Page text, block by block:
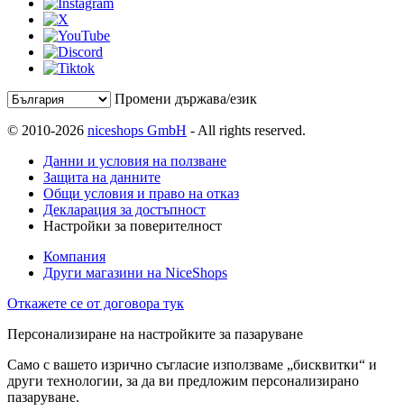
Промени държава/език
© 2010-2026 niceshops GmbH - All rights reserved.
Данни и условия на ползване
Защита на данните
Общи условия и право на отказ
Декларация за достъпност
Настройки за поверителност
Компания
Други магазини на NiceShops
Откажете се от договора тук
Персонализиране на настройките за пазаруване
Само с вашето изрично съгласие използваме „бисквитки“ и
други технологии, за да ви предложим персонализирано
пазаруване.